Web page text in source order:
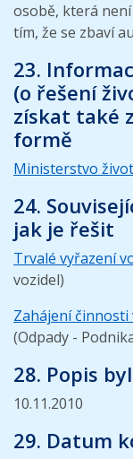
osobě, která
tím, že se zbaví
23.
(o řešení
získat také
formě
Ministerstvo
24.
jak je řešit
Trvalé vyřazení
vozidel)
Zahájení
(Odpady -
28. Popis
10.11.2010
29. Datum